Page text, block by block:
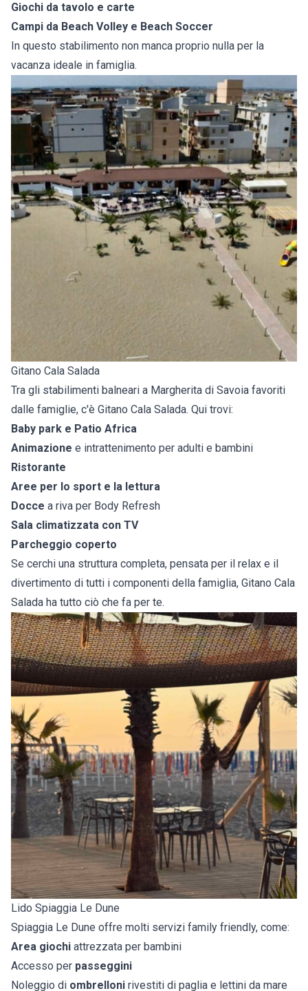
Giochi da tavolo e carte
Campi da Beach Volley e Beach Soccer
In questo stabilimento non manca proprio nulla per la
vacanza ideale in famiglia.
Gitano Cala Salada
Tra gli stabilimenti balneari a Margherita di Savoia favoriti
dalle famiglie, c'è Gitano Cala Salada. Qui trovi:
Baby park e Patio Africa
Animazione e intrattenimento per adulti e bambini
Ristorante
Aree per lo sport e la lettura
Docce a riva per Body Refresh
Sala climatizzata con TV
Parcheggio coperto
Se cerchi una struttura completa, pensata per il relax e il
divertimento di tutti i componenti della famiglia, Gitano Cala
Salada ha tutto ciò che fa per te.
Lido Spiaggia Le Dune
Spiaggia Le Dune offre molti servizi family friendly, come:
Area giochi attrezzata per bambini
Accesso per passeggini
Noleggio di ombrelloni rivestiti di paglia e lettini da mare